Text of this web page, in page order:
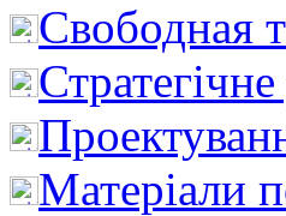
Свободная
Матеріали